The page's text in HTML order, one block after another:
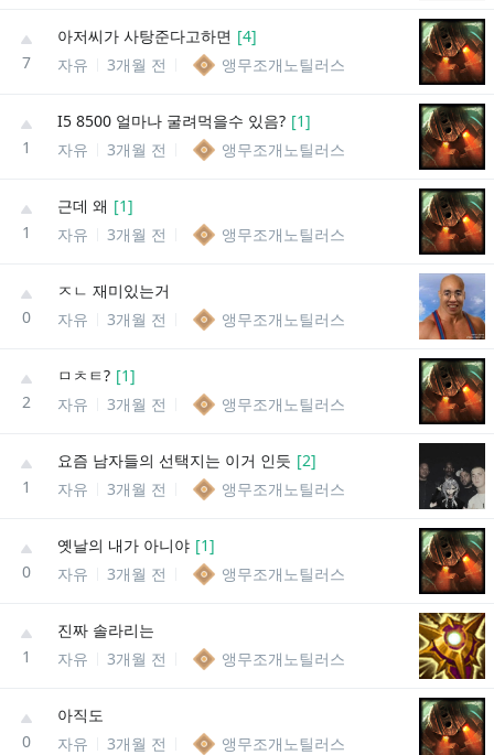
7
아저씨가 사탕준다고하면 [4]
자유
3개월 전 앵무조개노틸러스
1
I5 8500 얼마나 굴려먹을수 있음? [1]
자유
3개월 전 앵무조개노틸러스
1
근데 왜 [1]
자유
3개월 전 앵무조개노틸러스
0
ㅈㄴ 재미있는거
자유
3개월 전 앵무조개노틸러스
2
ㅁㅊㅌ? [1]
자유
3개월 전 앵무조개노틸러스
1
요즘 남자들의 선택지는 이거 인듯 [2]
자유
3개월 전 앵무조개노틸러스
0
옛날의 내가 아니야 [1]
자유
3개월 전 앵무조개노틸러스
1
진짜 솔라리는
자유
3개월 전 앵무조개노틸러스
0
아직도
자유
3개월 전 앵무조개노틸러스